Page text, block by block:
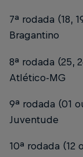
7ª rodada (18,
Bragantino
8ª rodada (25,
Atlético-MG
9ª rodada (01
Juventude
10ª rodada (12